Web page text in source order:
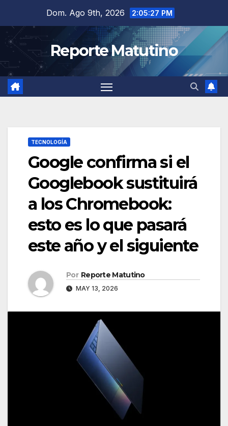
contenido
Dom. Ago 9th, 2026 2:05:28 PM
Reporte Matutino
TECNOLOGÍA
Google confirma si el
Googlebook sustituirá
a los Chromebook:
esto es lo que pasará
este año y el siguiente
Por Reporte Matutino
MAY 13, 2026